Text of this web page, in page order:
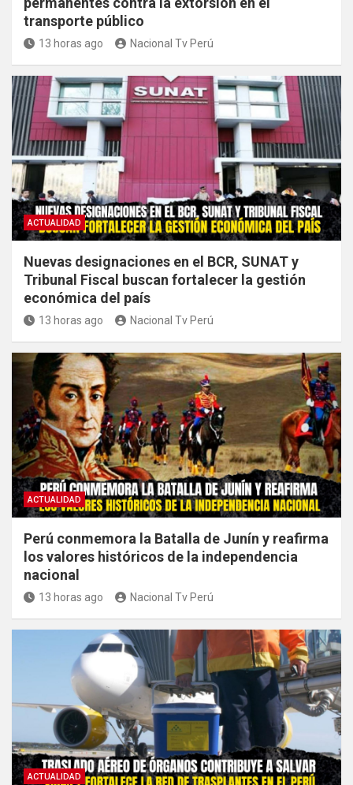
transporte público
13 horas ago Nacional Tv Perú
ACTUALIDAD
Nuevas designaciones en el BCR, SUNAT y
Tribunal Fiscal buscan fortalecer la gestión
económica del país
13 horas ago Nacional Tv Perú
ACTUALIDAD
Perú conmemora la Batalla de Junín y reafirma
los valores históricos de la independencia
nacional
13 horas ago Nacional Tv Perú
ACTUALIDAD